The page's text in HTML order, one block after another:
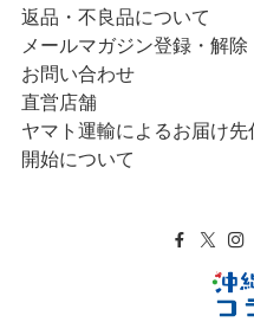
返品・不良品について
メールマガジン登録・解除
お問い合わせ
直営店舗
ヤマト運輸によるお届け
開始について